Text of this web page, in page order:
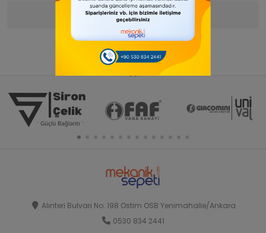
Ürün Bilgisi Yorumlar
Alınteri Bulvarı No: 198 Ostim OSB Yenimahalle/Ankara
0530 834 2441